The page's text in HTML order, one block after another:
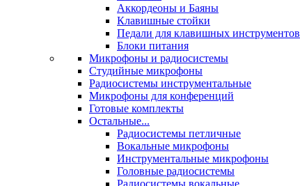
Аккордеоны и Баяны
Клавишные стойки
Педали для клавишных инструментов
Блоки питания
Микрофоны и радиосистемы
Студийные микрофоны
Радиосистемы инструментальные
Микрофоны для конференций
Готовые комплекты
Остальные...
Радиосистемы петличные
Вокальные микрофоны
Инструментальные микрофоны
Головные радиосистемы
Радиосистемы вокальные